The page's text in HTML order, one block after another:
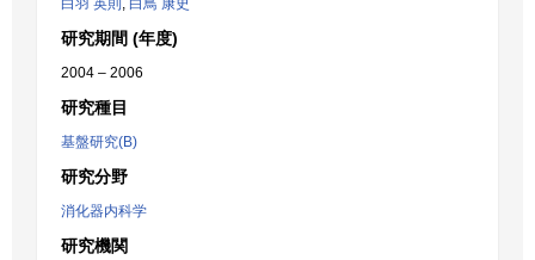
白羽 英則 , 白鳥 康史
研究期間 (年度)
2004 – 2006
研究種目
基盤研究(B)
研究分野
消化器内科学
研究機関